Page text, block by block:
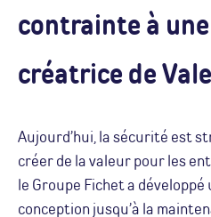
contrainte à
créatrice de
Aujourd’hui, la sécurité est
créer de la valeur pour les
le Groupe Fichet a développé
conception jusqu’à la